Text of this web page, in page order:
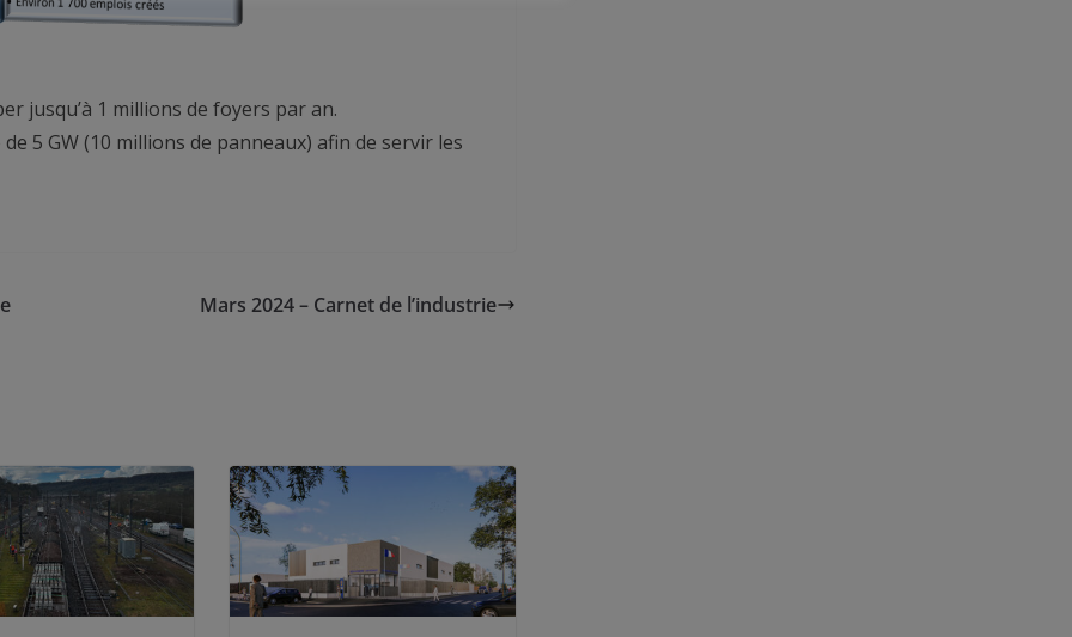
jusqu’à 1 millions de foyers par an.
5 GW (10 millions de panneaux) afin de servir les
Mars 2024 – Carnet de l’industrie